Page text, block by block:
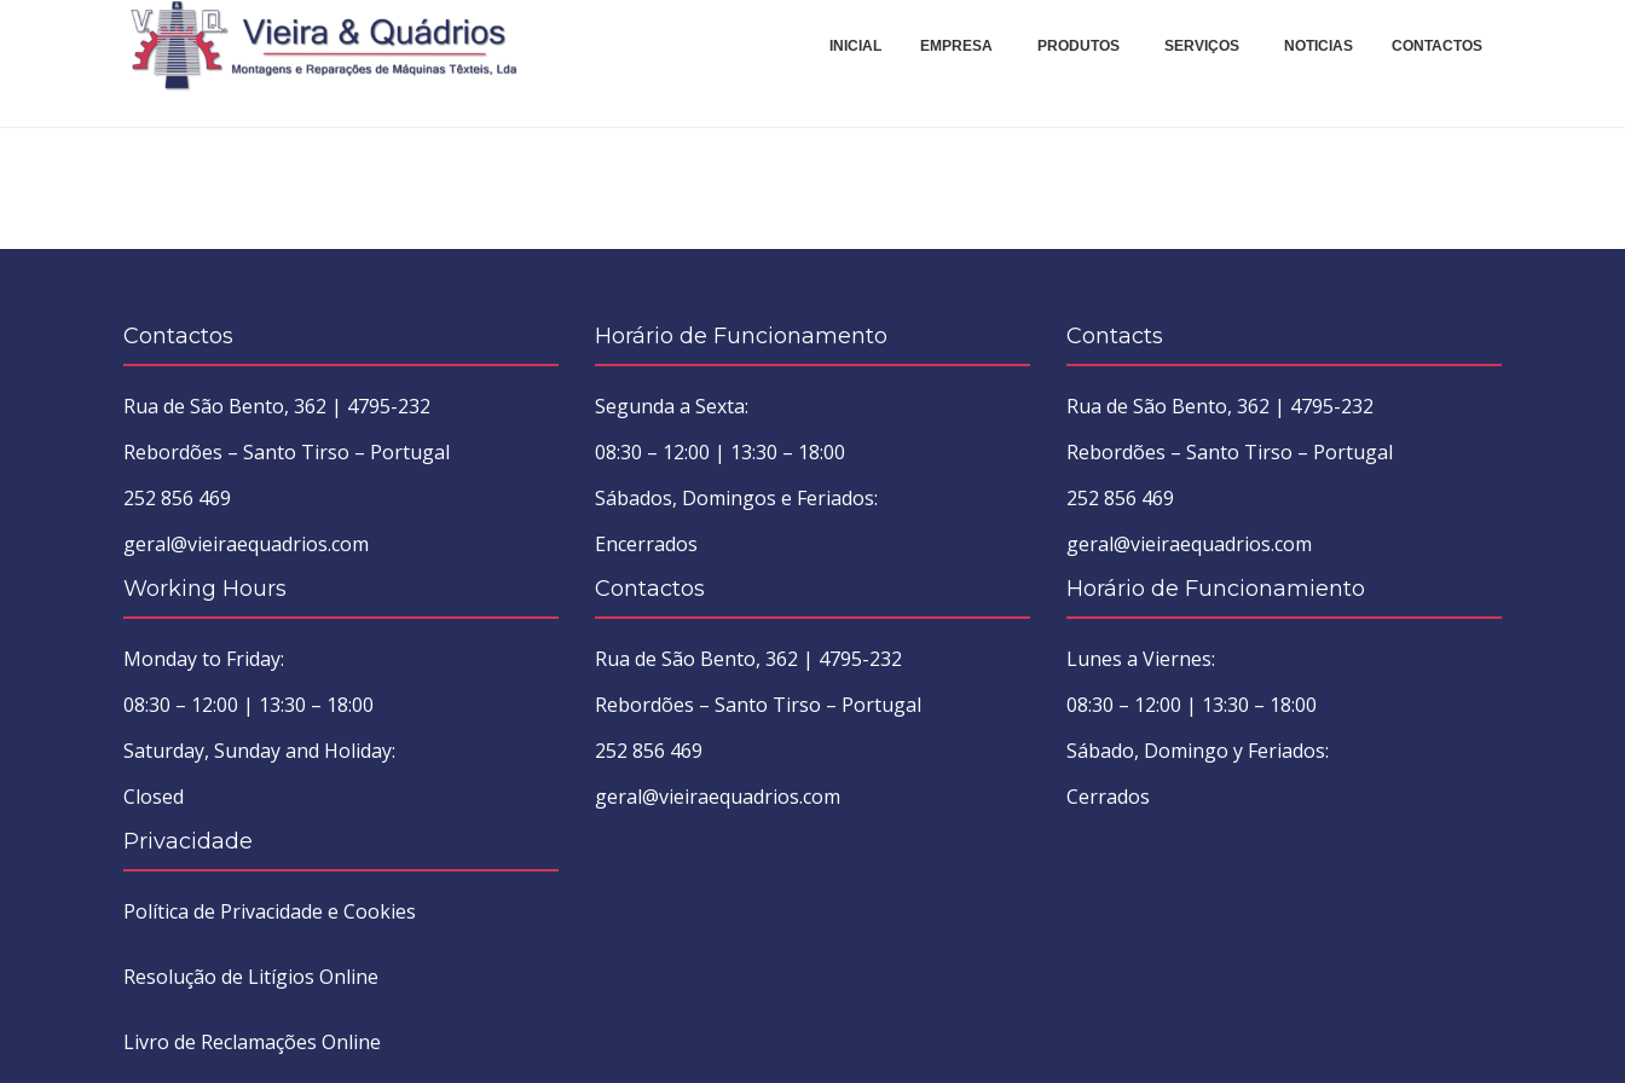
VIEIRA E QUÁDRIOS - MONTAGENS E REPARAÇÕES
INICIAL EMPRESA PRODUTOS SERVIÇOS NOTICIAS CONTACTOS
Contactos
Rua de São Bento, 362 | 4795-232
Rebordões – Santo Tirso – Portugal
252 856 469
geral@vieiraequadrios.com
Horário de Funcionamento
Segunda a Sexta:
08:30 – 12:00 | 13:30 – 18:00
Sábados, Domingos e Feriados:
Encerrados
Contacts
Rua de São Bento, 362 | 4795-232
Rebordões – Santo Tirso – Portugal
252 856 469
geral@vieiraequadrios.com
Working Hours
Monday to Friday:
08:30 – 12:00 | 13:30 – 18:00
Saturday, Sunday and Holiday:
Closed
Contactos
Rua de São Bento, 362 | 4795-232
Rebordões – Santo Tirso – Portugal
252 856 469
geral@vieiraequadrios.com
Horário de Funcionamiento
Lunes a Viernes:
08:30 – 12:00 | 13:30 – 18:00
Sábado, Domingo y Feriados:
Cerrados
Privacidade
Política de Privacidade e Cookies
Resolução de Litígios Online
Livro de Reclamações Online